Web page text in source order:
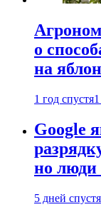
о
на
1 год спустя
Google
но люди
5 дней спустя